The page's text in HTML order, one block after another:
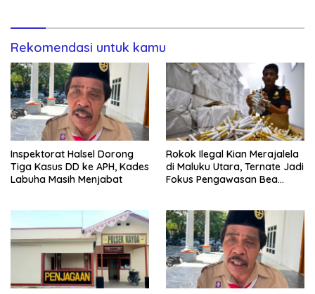
Rekomendasi untuk kamu
Inspektorat Halsel Dorong
Tiga Kasus DD ke APH, Kades
Labuha Masih Menjabat
Rokok Ilegal Kian Merajalela
di Maluku Utara, Ternate Jadi
Fokus Pengawasan Bea